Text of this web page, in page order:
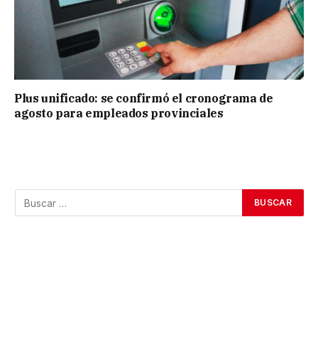
Plus unificado: se confirmó el cronograma de
agosto para empleados provinciales